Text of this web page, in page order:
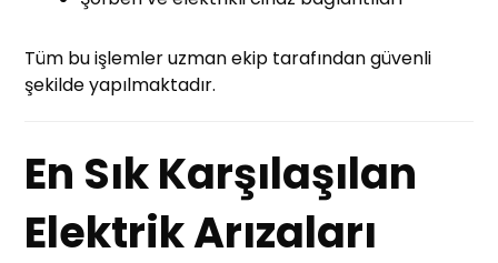
Tüm bu işlemler uzman ekip tarafından güvenli
şekilde yapılmaktadır.
En Sık Karşılaşılan
Elektrik Arızaları